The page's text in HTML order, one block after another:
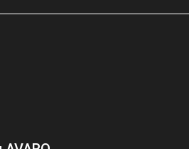
вам только качественную
вашу индивидуальность и
модных образов.
с INVITE!